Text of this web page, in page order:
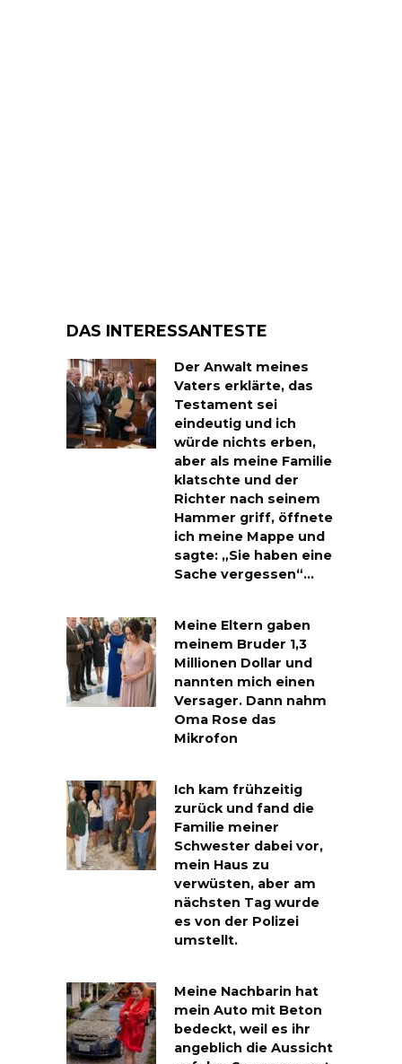
DAS INTERESSANTESTE
Der Anwalt meines
Vaters erklärte, das
Testament sei
eindeutig und ich
würde nichts erben,
aber als meine Familie
klatschte und der
Richter nach seinem
Hammer griff, öffnete
ich meine Mappe und
sagte: „Sie haben eine
Sache vergessen“…
Meine Eltern gaben
meinem Bruder 1,3
Millionen Dollar und
nannten mich einen
Versager. Dann nahm
Oma Rose das
Mikrofon
Ich kam frühzeitig
zurück und fand die
Familie meiner
Schwester dabei vor,
mein Haus zu
verwüsten, aber am
nächsten Tag wurde
es von der Polizei
umstellt.
Meine Nachbarin hat
mein Auto mit Beton
bedeckt, weil es ihr
angeblich die Aussicht